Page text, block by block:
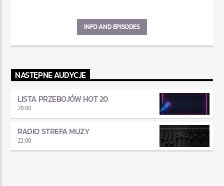
INFO AND EPISODES
NASTĘPNE AUDYCJE
LISTA PRZEBOJÓW HOT 20
20:00
RADIO STREFA MUZY
21:00